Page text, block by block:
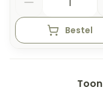
Bestel
Toon